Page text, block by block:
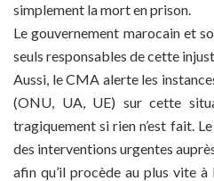
simplement la mort en prison.
Le gouvernement marocain et
seuls responsables de cette
Aussi, le CMA alerte les
(ONU, UA, UE) sur cette
tragiquement si rien n’est fait.
des interventions urgentes
afin qu’il procède au plus vite